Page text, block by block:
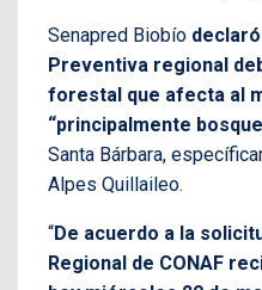
Senapred Biobío
Preventiva regional
forestal que afecta al
“principalmente
Santa Bárbara,
Alpes Quillaileo.
“De acuerdo a la
Regional de CONAF